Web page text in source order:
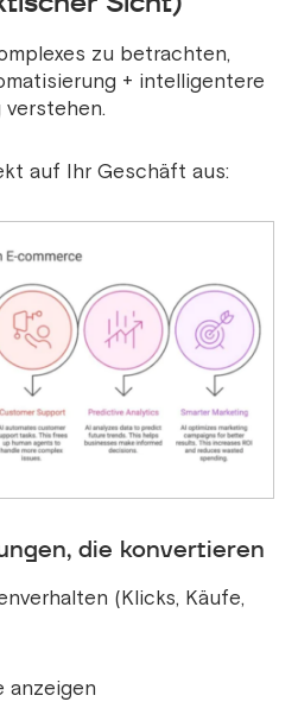
zu betrachten,
+ intelligentere
auf Ihr Geschäft aus:
die konvertieren
(Klicks, Käufe,
anzeigen